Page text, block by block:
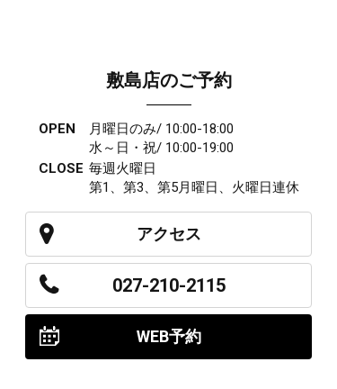
敷島店のご予約
OPEN
月曜日のみ/ 10:00-18:00
水～日・祝/ 10:00-19:00
CLOSE 毎週火曜日
第1、第3、第5月曜日、火曜日連休
アクセス
027-210-2115
WEB予約